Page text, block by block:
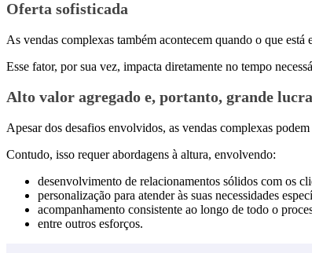
Oferta sofisticada
As vendas complexas também acontecem quando o que
Esse fator, por sua vez, impacta diretamente no tempo
Alto valor agregado e, portanto, grande
Apesar dos desafios envolvidos, as vendas complexas
Contudo, isso requer abordagens à altura, envolvendo:
desenvolvimento de relacionamentos sólidos com os
personalização para atender às suas necessidades
acompanhamento consistente ao longo de todo o
entre outros esforços.